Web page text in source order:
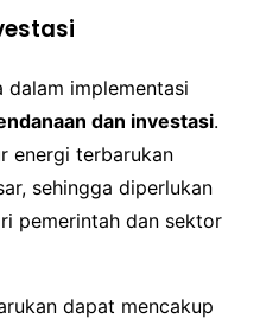
dalam implementasi
dan investasi.
energi terbarukan
sehingga diperlukan
pemerintah dan sektor
dapat mencakup